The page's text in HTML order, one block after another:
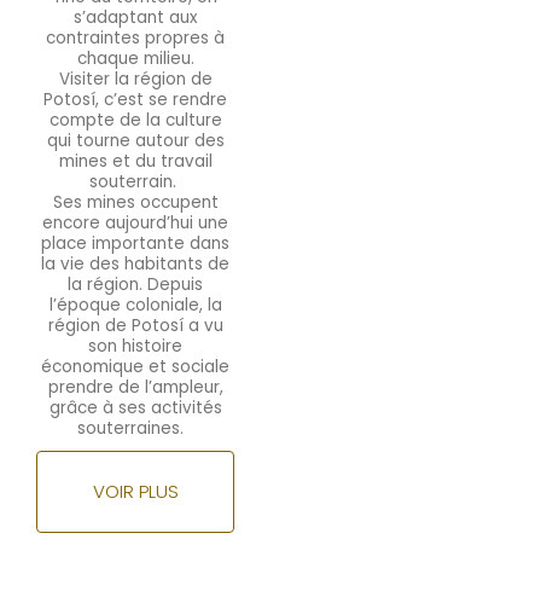
s’adaptant aux
contraintes propres à
chaque milieu.
Visiter la région de
Potosí, c’est se rendre
compte de la culture
qui tourne autour des
mines et du travail
souterrain.
Ses mines occupent
encore aujourd’hui une
place importante dans
la vie des habitants de
la région. Depuis
l’époque coloniale, la
région de Potosí a vu
son histoire
économique et sociale
prendre de l’ampleur,
grâce à ses activités
souterraines.
VOIR PLUS